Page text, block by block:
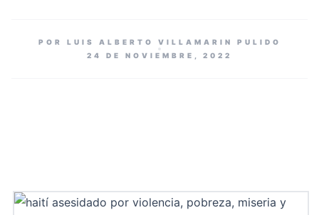
POR LUIS ALBERTO VILLAMARIN PULIDO
24 DE NOVIEMBRE, 2022